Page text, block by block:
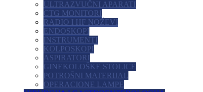
ULTRAZVUČNI APARATI
CTG MONITORI
RADIO I HF NOŽEVI
ENDOSKOPI
INSTRUMENTI
KOLPOSKOPI
ASPIRATORI
GINEKOLOŠKE STOLICE
POTROŠNI MATERIJAL
OPERACIONE LAMPE